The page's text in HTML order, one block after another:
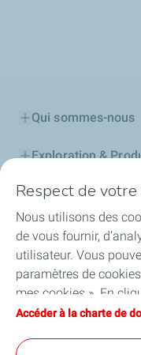
Qui sommes-nous
Exploration &
Stations Service
Lubrifiants
Professionnels
TotalEnergies
Respect de
Nous utilisons des
de vous fournir,
utilisateur. Vous
paramètres de
mes cookies ». En
vous acceptez le
techniques
Accéder à la charte de